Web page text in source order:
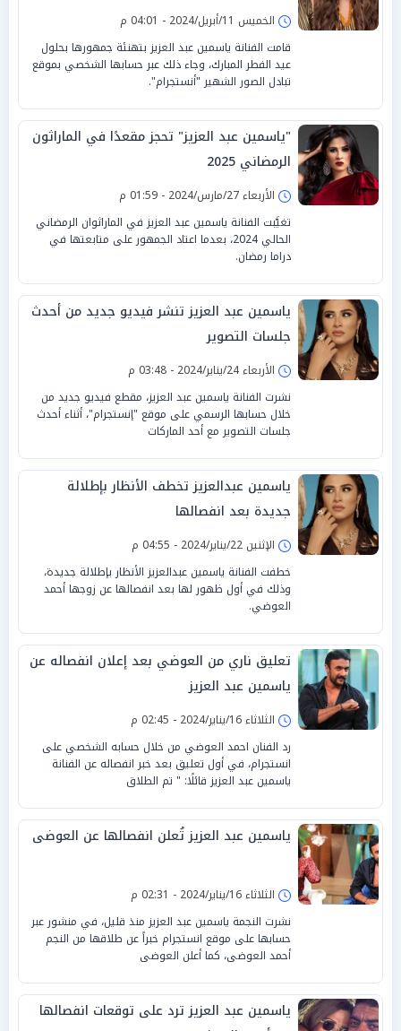
الخميس 11/أبريل/2024 - 04:01 م
قامت الفنانة ياسمين عبد العزيز بتهنئة جمهورها بحلول
عيد الفطر المبارك، وجاء ذلك عبر حسابها الشخصي بموقع
تبادل الصور الشهير "أنستجرام".
"ياسمين عبد العزيز" تحجز مقعدًا في الماراثون
الرمضاني 2025
الأربعاء 27/مارس/2024 - 01:59 م
تغيَّبت الفنانة ياسمين عبد العزيز في الماراثوان الرمضاني
الحالي 2024، بعدما اعتاد الجمهور على متابعتها في
دراما رمضان.
ياسمين عبد العزيز تنشر فيديو جديد من أحدث
جلسات التصوير
الأربعاء 24/يناير/2024 - 03:48 م
نشرت الفنانة ياسمين عبد العزيز، مقطع فيديو جديد من
خلال حسابها الرسمي على موقع "إنستجرام"، أثناء أحدث
جلسات التصوير مع أحد الماركات
ياسمين عبدالعزيز تخطف الأنظار بإطلالة
جديدة بعد انفصالها
الإثنين 22/يناير/2024 - 04:55 م
خطفت الفنانة ياسمين عبدالعزيز الأنظار بإطلالة جديدة،
وذلك في أول ظهور لها بعد انفصالها عن زوجها أحمد
العوضي.
تعليق ناري من العوضي بعد إعلان انفصاله عن
ياسمين عبد العزيز
الثلاثاء 16/يناير/2024 - 02:45 م
رد الفنان احمد العوضي من خلال حسابه الشخصي على
انستجرام، في أول تعليق بعد خبر انفصاله عن الفنانة
ياسمين عبد العزيز قائلًا: " تم الطلاق
ياسمين عبد العزيز تُعلن انفصالها عن العوضى
الثلاثاء 16/يناير/2024 - 02:31 م
نشرت النجمة ياسمين عبد العزيز منذ قليل، في منشور عبر
حسابها على موقع انستجرام خبراً عن طلاقها من النجم
أحمد العوضى، كما أعلن العوضى
ياسمين عبد العزيز ترد على توقعات انفصالها